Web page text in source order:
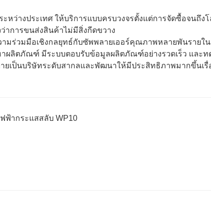
ะหว่างประเทศ ให้บริการแบบครบวงจรตั้งแต่การจัดซื้อจนถึง
าการขนส่งสินค้าไม่มีสิ่งกีดขวาง
ามร่วมมือเชิงกลยุทธ์กับซัพพลายเออร์คุณภาพหลายพันรายใ
าผลิตภัณฑ์ มีระบบตอบรับข้อมูลผลิตภัณฑ์อย่างรวดเร็ว และ
ยเป็นบริษัทระดับสากลและพัฒนาให้มีประสิทธิภาพมากขึ้นเรื่
ฟ้ากระแสสลับ WP10